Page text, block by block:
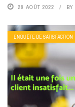
29 AOÛT 2022 BY
ENQUÊTE DE SATISFACTION